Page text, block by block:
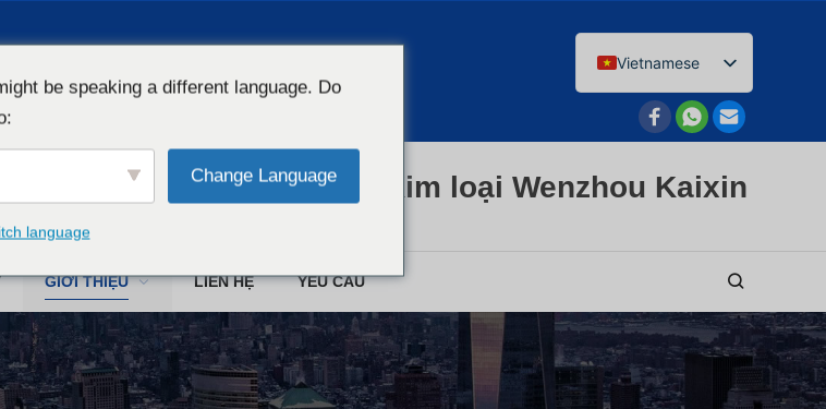
Vietnamese
English
Afrikaans
French
Dutch (Belgium)
Dutch
Công ty TNHH Kim loại Wenzhou Kaixin
GIỚI THIỆU LIÊN HỆ YÊU CẦU
be speaking a different language. Do
Change Language
language